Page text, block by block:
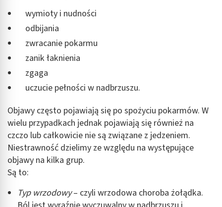
wymioty i nudności
odbijania
zwracanie pokarmu
zanik łaknienia
zgaga
uczucie pełności w nadbrzuszu.
Objawy często pojawiają się po spożyciu pokarmów. W
wielu przypadkach jednak pojawiają się również na
czczo lub całkowicie nie są związane z jedzeniem.
Niestrawność dzielimy ze względu na występujące
objawy na kilka grup.
Są to:
Typ wrzodowy– czyli wrzodowa choroba żołądka.